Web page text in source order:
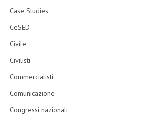
Case Studies
CeSED
Civile
Civilisti
Commercialisti
Comunicazione
Congressi nazionali